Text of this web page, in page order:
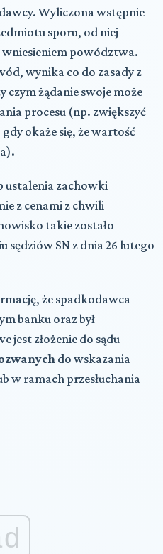
Wyliczona wstępnie
sporu, od niej
wniesieniem powództwa.
wynika co do zasady z
czym żądanie swoje może
procesu (np. zwiększyć
okaże się, że wartość
ustalenia zachowki
z cenami z chwili
takie zostało
sędziów SN z dnia 26 lutego
że spadkodawca
banku oraz był
jest złożenie do sądu
do wskazania
w ramach przesłuchania